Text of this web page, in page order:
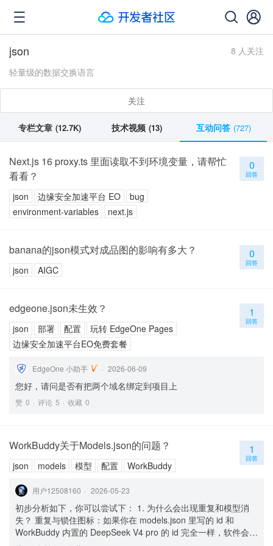
8 人关注
json
轻量级的数据交换语言
关注
专栏文章 (12.7K) 技术视频 (13) 互动问答 (727)
0
回答
Next.js 16 proxy.ts 里面读取不到环境变量，请帮忙
看看？
json 边缘安全加速平台 EO
bug
environment-variables
next.js
0
回答
banana的json模式对成品图的影响有多大？
json AIGC
1
回答
edgeone.json未生效？
json 部署 配置
玩转 EdgeOne Pages
边缘安全加速平台EO免费套餐
EdgeOne 小助手 2026-06-09
您好，请问是否有把两个域名绑定到项目上
赞 0 评论 5 收藏 0
1
回答
WorkBuddy关于Models.json的问题？
json models 模型 配置 WorkBuddy
用户12508160 2026-05-23
初步分析如下，你可以尝试下： 1. 为什么会出现重复和模型消
失？ 重复与锁住图标：如果你在 models.json 里写的 id 和
WorkBuddy 内置的 DeepSeek V4 pro 的 id 完全一样，软件会同